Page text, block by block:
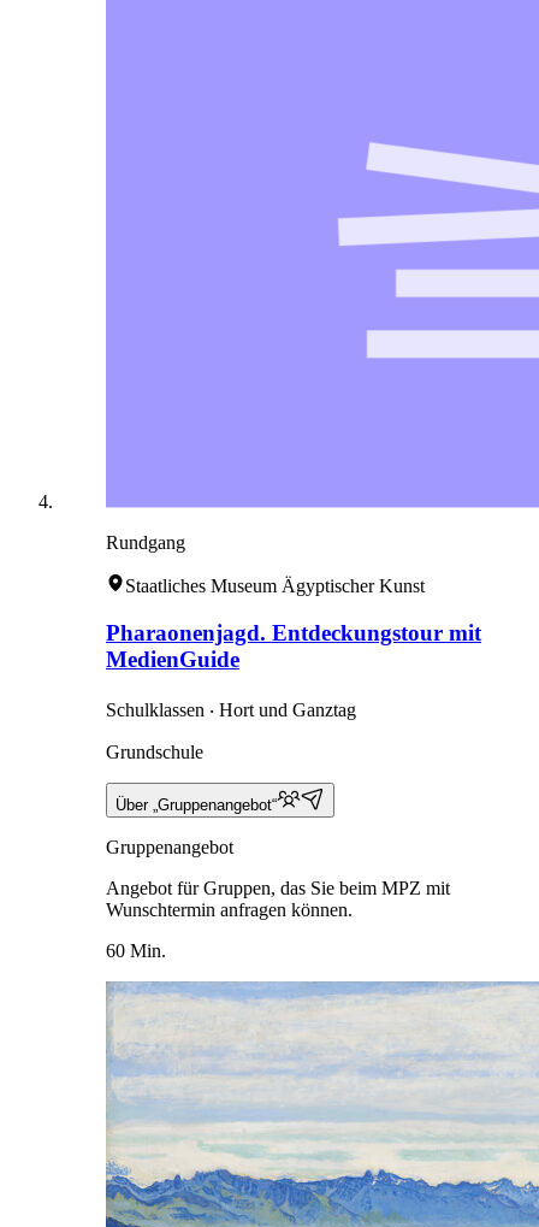
Rundgang
Staatliches Museum Ägyptischer Kunst
Pharaonenjagd. Entdeckungstour mit
MedienGuide
Schulklassen ‧ Hort und Ganztag
Grundschule
Über „Gruppenangebot“
Gruppenangebot
Angebot für Gruppen, das Sie beim MPZ mit
Wunschtermin anfragen können.
60 Min.